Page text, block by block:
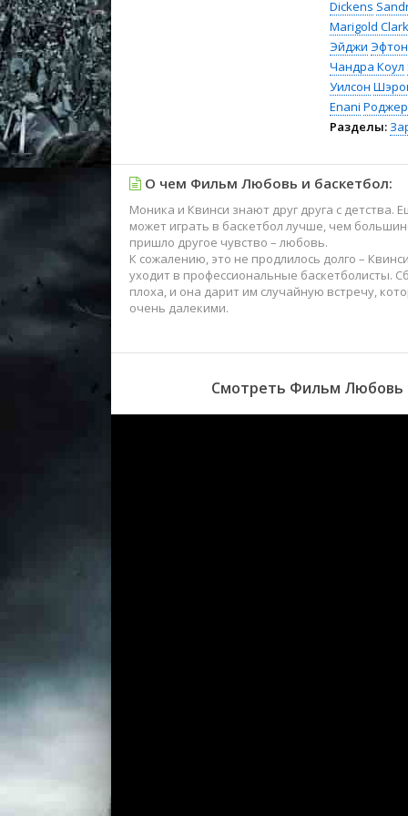
Dickens
Marigold Clark
Эйджи
Чандра Коул
Уилсон
Enani
Разделы:
О чем Фильм Любовь и баскетбол:
Моника и Квинси знают друг друга с детства.
может играть в баскетбол лучше, чем
пришло другое чувство – любовь.
К сожалению, это не продлилось долго –
уходит в профессиональные баскетболисты.
плоха, и она дарит им случайную встречу,
очень далекими.
Смотреть Фильм Любовь